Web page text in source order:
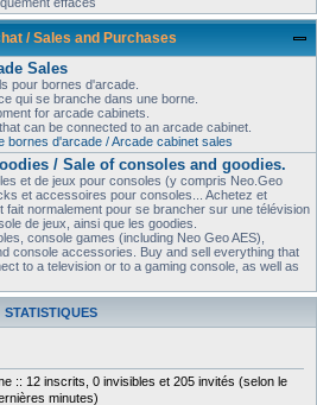
/ Sales and Purchases
Sales
pour bornes d'arcade.
qui se branche dans une borne.
for arcade cabinets.
can be connected to an arcade cabinet.
bornes d'arcade / Arcade cabinet sales
/ Sale of consoles and goodies.
et de jeux pour consoles (y compris Neo.Geo
et accessoires pour consoles... Achetez et
fait normalement pour se brancher sur une télévision
de jeux, ainsi que les goodies.
console games (including Neo Geo AES),
console accessories. Buy and sell everything that
to a television or to a gaming console, as well as
STATISTIQUES
:: 12 inscrits, 0 invisibles et 205 invités (selon le
minutes)